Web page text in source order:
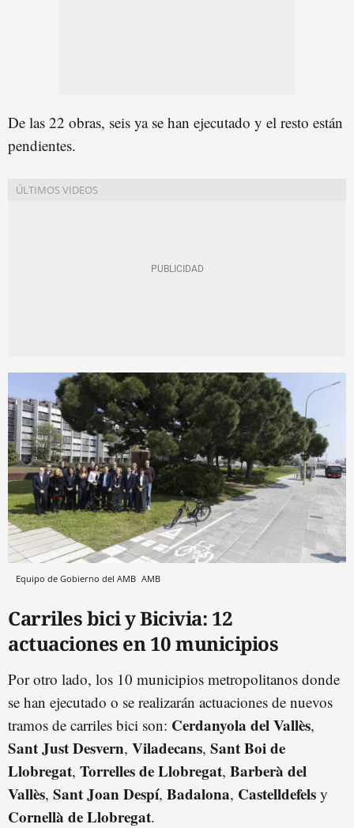
De las 22 obras, seis ya se han ejecutado y el resto están
pendientes.
Equipo de Gobierno del AMB AMB
Carriles bici y Bicivia: 12
actuaciones en 10 municipios
Por otro lado, los 10 municipios metropolitanos donde
se han ejecutado o se realizarán actuaciones de nuevos
tramos de carriles bici son: Cerdanyola del Vallès,
Sant Just Desvern, Viladecans, Sant Boi de
Llobregat, Torrelles de Llobregat, Barberà del
Vallès, Sant Joan Despí, Badalona, Castelldefels y
Cornellà de Llobregat.